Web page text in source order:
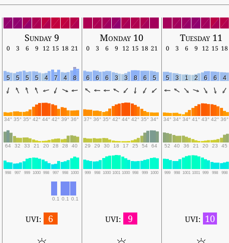
Sunday 9 Monday 10 Tuesday 11
0 3 6 9 12 15 18 21 0 3 6 9 12 15 18 21 0 3 6 9 12 15 18
5 5 5 5 4 7 4 8 6 6 6 3 3 8 6 5 5 3 1 2 6 6 4
34° 35° 35° 42° 44° 42° 39° 36° 37° 36° 35° 42° 44° 42° 35° 34° 34° 34° 34° 41° 43° 42° 36°
64 32 33 21 20 28 28 40 29 29 30 18 17 25 54 64 52 40 36 21 20 23 45
998 997 999 1000 998 997 998 1000 999 998 1000 1001 1000 998 999 1000 999 998 1001 1001 999 998 998
0.1 0.1 0.1
UVI: 6 UVI: 9 UVI: 10